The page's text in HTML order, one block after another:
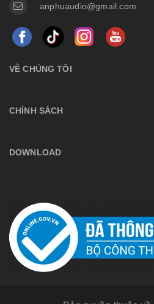
anphuaudio@gmail.com
VỀ CHÚNG TÔI
CHÍNH SÁCH
DOWNLOAD